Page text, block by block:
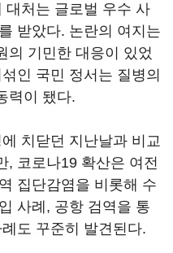
대처는 글로벌 우수 사
받았다. 논란의 여지는
의 기민한 대응이 있었
인 국민 정서는 질병의
력이 됐다.
치닫던 지난날과 비교
, 코로나19 확산은 여전
집단감염을 비롯해 수
사례, 공항 검역을 통
도 꾸준히 발견된다.